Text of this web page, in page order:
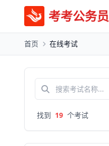
考考公务员
首页 在线考试
找到 19 个考试